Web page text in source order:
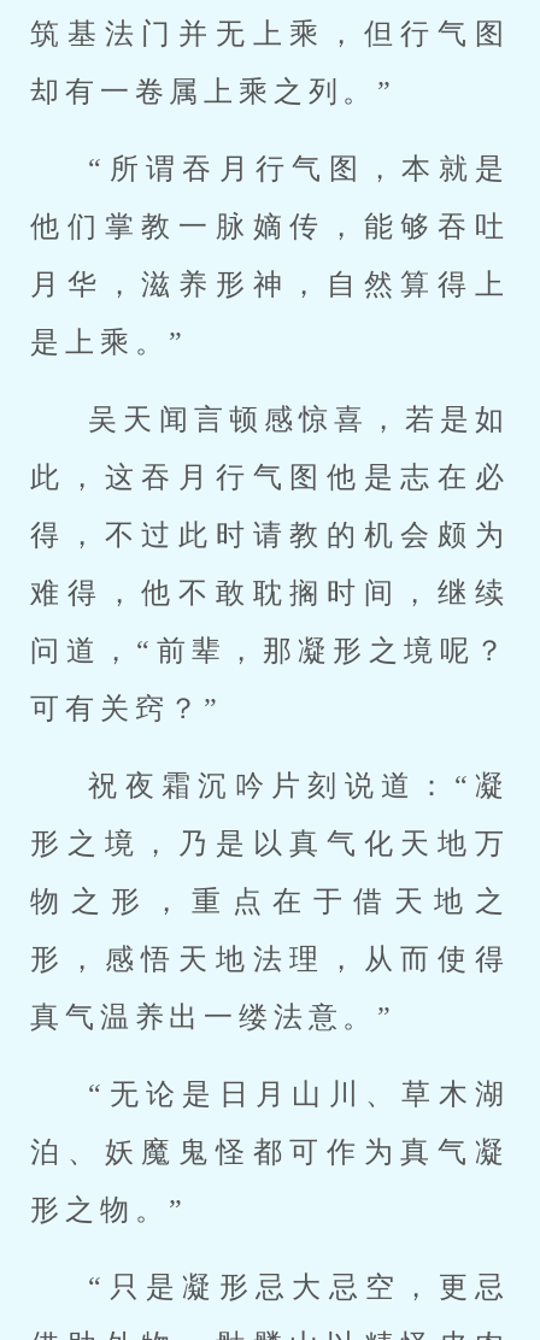
筑基法门并无上乘，但行气图
却有一卷属上乘之列。”
“所谓吞月行气图，本就是
他们掌教一脉嫡传，能够吞吐
月华，滋养形神，自然算得上
是上乘。”
吴天闻言顿感惊喜，若是如
此，这吞月行气图他是志在必
得，不过此时请教的机会颇为
难得，他不敢耽搁时间，继续
问道，“前辈，那凝形之境呢？
可有关窍？”
祝夜霜沉吟片刻说道：“凝
形之境，乃是以真气化天地万
物之形，重点在于借天地之
形，感悟天地法理，从而使得
真气温养出一缕法意。”
“无论是日月山川、草木湖
泊、妖魔鬼怪都可作为真气凝
形之物。”
“只是凝形忌大忌空，更忌